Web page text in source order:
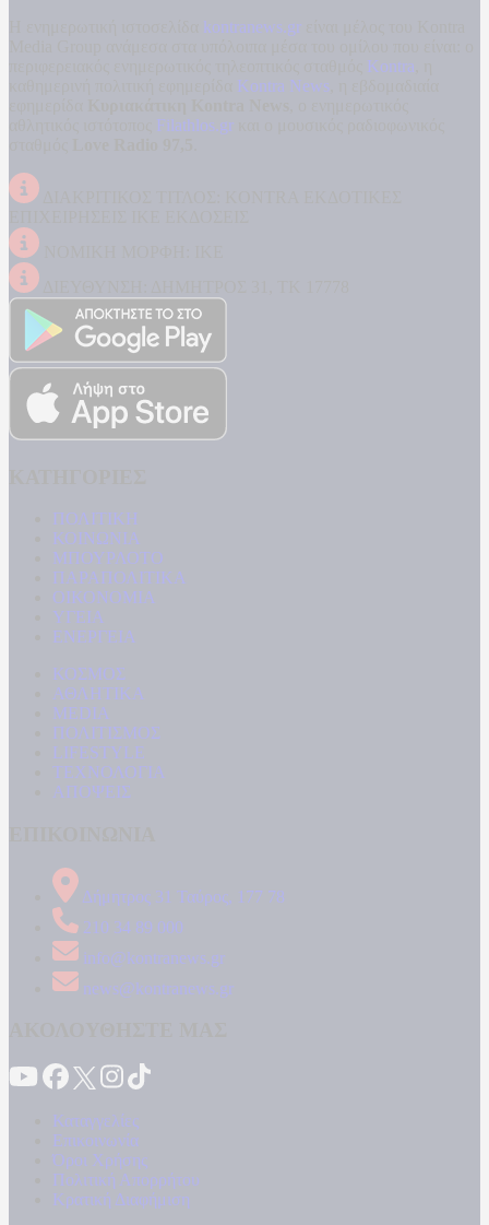
kontranews.gr
Kontra
Kontra News
Filathlos.gr
ΠΟΛΙΤΙΚΗ
ΚΟΙΝΩΝΙΑ
ΜΠΟΥΡΛΟΤΟ
ΠΑΡΑΠΟΛΙΤΙΚΑ
ΟΙΚΟΝΟΜΙΑ
ΥΓΕΙΑ
ΕΝΕΡΓΕΙΑ
ΚΟΣΜΟΣ
ΑΘΛΗΤΙΚΑ
MEDIA
ΠΟΛΙΤΙΣΜΟΣ
LIFESTYLE
ΤΕΧΝΟΛΟΓΙΑ
ΑΠΟΨΕΙΣ
Δήμητρος 31 Ταύρος, 177 78
210 34 89 000
info@kontranews.gr
news@kontranews.gr
Καταγγελίες
Επικοινωνία
Όροι Χρήσης
Πολιτική Απορρήτου
Κρατική Διαφήμιση